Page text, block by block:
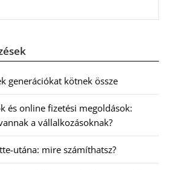
generációkat kötnek össze
és online fizetési megoldások:
a vállalkozásoknak?
utána: mire számíthatsz?